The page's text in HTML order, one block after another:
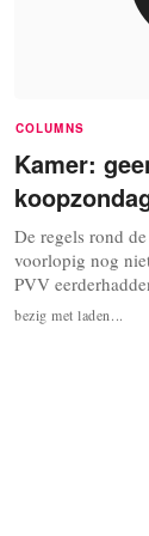
COLUMNS
Kamer:
De regels rond
voorlopig nog
PVV
openstelling van
VVD zelfs de
bezig met laden...